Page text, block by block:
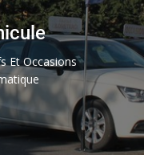
Et Occasions